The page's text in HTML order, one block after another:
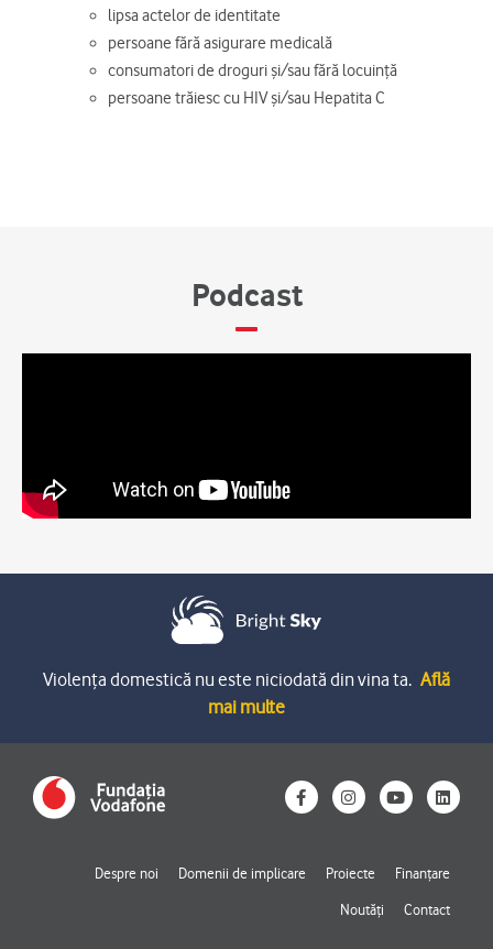
lipsa actelor de identitate
persoane fără asigurare medicală
consumatori de droguri și/sau fără locuință
persoane trăiesc cu HIV și/sau Hepatita C
Podcast
Violența domestică nu este niciodată din vina ta. Află
mai multe
F
a
o
I
n
g
a
m
Y
o
b
L
i
d
n
Despre noi Domenii de implicare Proiecte Finanțare
Noutăți Contact